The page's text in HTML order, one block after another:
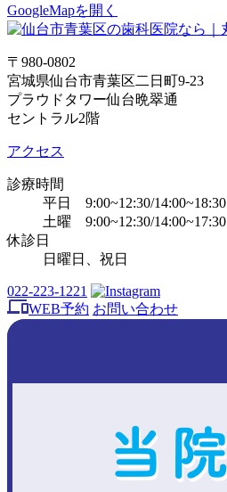
GoogleMapを開く
〒980-0802
宮城県仙台市青葉区二日町9-23
プラウドタワー仙台晩翠通
セントラル2階
アクセス
診療時間
平日 9:00~12:30/14:00~18:30
土曜 9:00~12:30/14:00~17:30
休診日
日曜日、祝日
022-223-1221
WEB予約 お問い合わせ